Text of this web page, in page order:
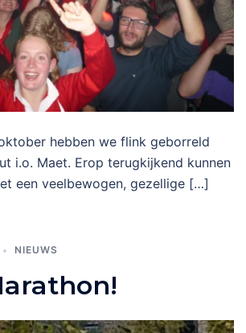
hebben we flink geborreld
i.o. Maet. Erop terugkijkend kunnen
een veelbewogen, gezellige […]
NIEUWS